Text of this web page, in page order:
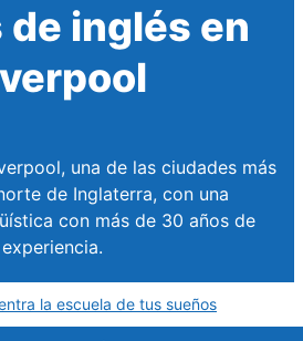
inglés en
una de las ciudades más
de Inglaterra, con una
con más de 30 años de
experiencia.
la escuela de tus sueños